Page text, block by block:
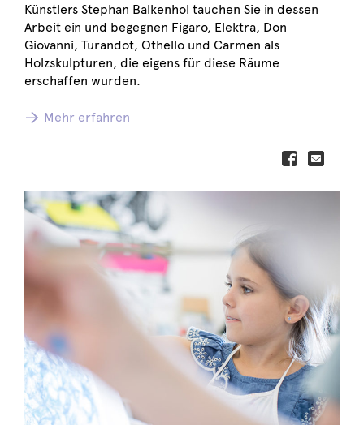
Künstlers Stephan Balkenhol tauchen Sie in dessen
Arbeit ein und begegnen Figaro, Elektra, Don
Giovanni, Turandot, Othello und Carmen als
Holzskulpturen, die eigens für diese Räume
erschaffen wurden.
Mehr erfahren